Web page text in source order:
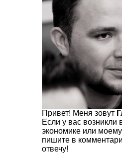
Привет! Меня зовут
Если у вас возникли
экономике или
пишите в
отвечу!